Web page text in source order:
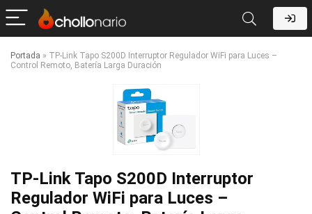
Portada » TP-Link Tapo S200D Interruptor Regulador WiFi para Luces –
Control Remoto, Batería Larga Duración
TP-Link Tapo S200D Interruptor
Regulador WiFi para Luces –